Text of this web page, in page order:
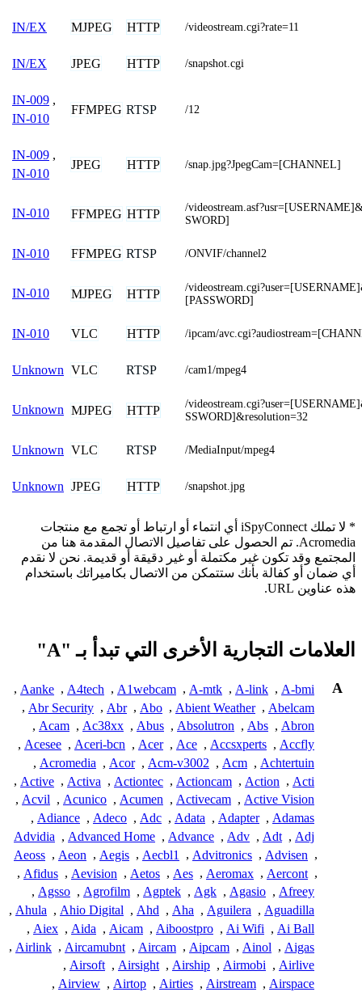
IN/EX MJPEG HTTP /videostream.cgi?rate=11
IN/EX JPEG HTTP /snapshot.cgi
IN-009 ,
IN-010
FFMPEG RTSP /12
IN-009 ,
IN-010
JPEG HTTP /snap.jpg?JpegCam=[CHANNEL]
IN-010 FFMPEG HTTP
/
SWORD]
IN-010 FFMPEG RTSP /ONVIF/channel2
IN-010 MJPEG HTTP
/
[PASSWORD]
IN-010 VLC HTTP /ipcam/
Unknown VLC RTSP /cam1/mpeg4
Unknown MJPEG HTTP
/
SSWORD]&resolution=32
Unknown VLC RTSP /MediaInput/mpeg4
Unknown JPEG HTTP /snapshot.jpg
* لا تملك iSpyConnect أي انتماء أو ارتباط أو تجمع مع منتجات
Acromedia. تم الحصول على تفاصيل الاتصال المقدمة هنا من
المجتمع وقد تكون غير مكتملة أو غير دقيقة أو قديمة. نحن لا نقدم
أي ضمان أو كفالة بأنك ستتمكن من الاتصال بكاميراتك باستخدام
هذه عناوين URL.
العلامات التجارية الأخرى التي تبدأ بـ "A"
A
A-bmi
,
A-link
,
A-mtk
,
A1webcam
,
A4tech
,
Aanke
,
Abelcam
,
Abient Weather
,
Abo
,
Abr
,
Abr Security
,
Abron
,
Abs
,
Absolutron
,
Abus
,
Ac38xx
,
Acam
,
Accfly
,
Accsxperts
,
Ace
,
Acer
,
Aceri-bcn
,
Acesee
,
Achtertuin
,
Acm
,
Acm-v3002
,
Acor
,
Acromedia
,
Acti
,
Action
,
Actioncam
,
Actiontec
,
Activa
,
Active
,
Active Vision
,
Activecam
,
Acumen
,
Acunico
,
Acvil
,
Adamas
,
Adapter
,
Adata
,
Adc
,
Adeco
,
Adiance
,
Adj
,
Adt
,
Adv
,
Advance
,
Advanced Home
,
Advidia
,
Advisen
,
Advitronics
,
Aecbl1
,
Aegis
,
Aeon
,
Aeoss
,
Aercont
,
Aeromax
,
Aes
,
Aetos
,
Aevision
,
Afidus
,
Afreey
,
Agasio
,
Agk
,
Agptek
,
Agrofilm
,
Agsso
,
Aguadilla
,
Aguilera
,
Aha
,
Ahd
,
Ahio Digital
,
Ahula
,
Ai Ball
,
Ai Wifi
,
Aiboostpro
,
Aicam
,
Aida
,
Aiex
,
Aigas
,
Ainol
,
Aipcam
,
Aircam
,
Aircamubnt
,
Airlink
,
Airlive
,
Airmobi
,
Airship
,
Airsight
,
Airsoft
,
Airspace
,
Airstream
,
Airties
,
Airtop
,
Airview
,